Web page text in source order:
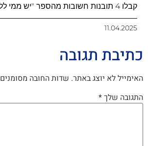
קבלו 4 תובנות חשובות מהספר "יש ממי ללמוד" של אייל דורון
11.04.2025
כתיבת תגובה
האימייל לא יוצג באתר. שדות החובה מסומנים
התגובה שלך*